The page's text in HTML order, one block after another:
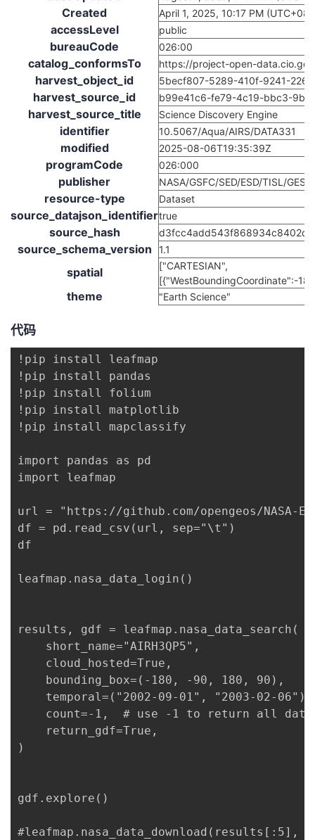
程认的我支
持
声
建
Created April 1, 2025, 10:17 PM
accessLevel public
bureauCode 026:00
catalog_conformsTo https://project-open-
harvest_object_id 5becf807-5289-410f-9241-
harvest_source_id b99e41c6-fe79-4c19-bbc3-
harvest_source_title Science Discovery Engine
identifier 10.5067/Aqua/AIRS/DATA331
modified 2025-08-06T19:35:39Z
programCode 026:000
publisher NASA/GSFC/SED/ESD/TISL/
resource-type Dataset
source_datajson_identifiertrue
source_hash
source_schema_version 1.1
spatial
["CARTESIAN",
[{"WestBoundingCoordinate":-
theme "Earth Science"
代码
!pip install leafmap
!pip install pandas
!pip install folium
!pip install matplotlib
!pip install mapclassify
import pandas as
import
leafmap
url =
"https://github.com/opengeos/NASA-
df = pd.read_csv(url, sep="\t" )
df
leafmap.nasa_data_login()
results, gdf = leafmap.nasa_data_search(
    short_name=
"AIRH3QP5" ,
    cloud_hosted=
True ,
    bounding_box=(-
180 , - 90 , 180 , 90 ),
    temporal=(
"2002-09-01" , "2003-02-06" ),
    count=-
1 , # use -1 to return all
    return_gdf=
True ,
)
gdf.explore()
#leafmap.nasa_data_download(results[:5],